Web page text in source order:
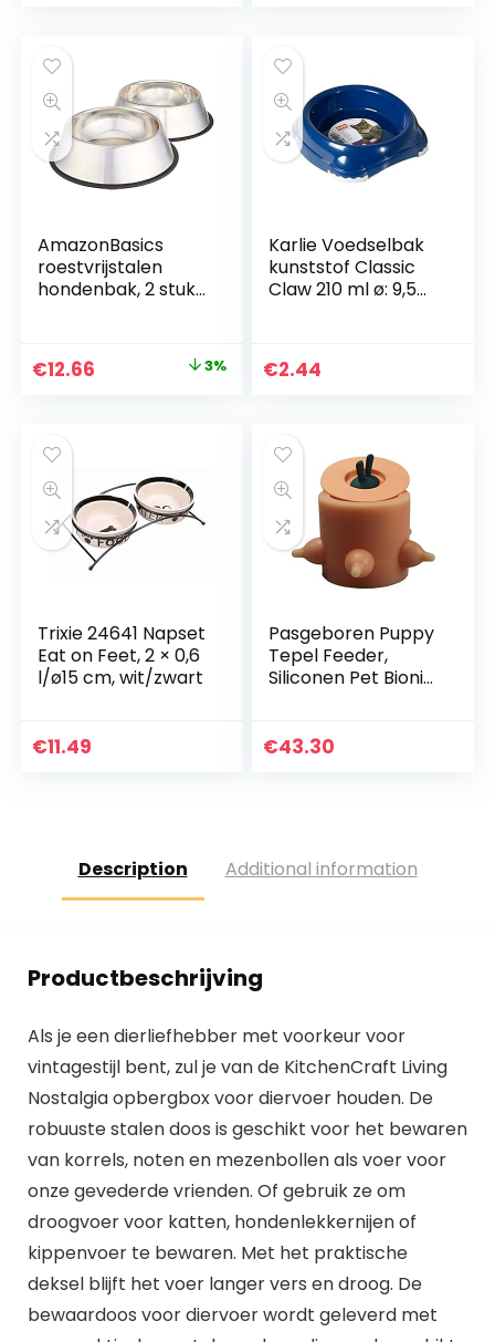
verstikking Non Skid
AmazonBasics
roestvrijstalen
hondenbak, 2 stuks
Original
€12.99.
€12.66 3%
Karlie Voedselbak
kunststof Classic
Claw 210 ml ø: 9,5
€2.44
Trixie 24641 Napset
Eat on Feet, 2 × 0,6
l/ø15 cm, wit/zwart
€11.49
Pasgeboren Puppy
Tepel Feeder,
Siliconen Pet Bionic
verpleging, Puppy
€43.30
Description Additional information
Productbeschrijving
Als je een dierliefhebber met voorkeur voor
vintagestijl bent, zul je van de KitchenCraft Living
Nostalgia opbergbox voor diervoer houden. De
robuuste stalen doos is geschikt voor het bewaren
van korrels, noten en mezenbollen als voer voor
onze gevederde vrienden. Of gebruik ze om
droogvoer voor katten, hondenlekkernijen of
kippenvoer te bewaren. Met het praktische
deksel blijft het voer langer vers en droog. De
bewaardoos voor diervoer wordt geleverd met